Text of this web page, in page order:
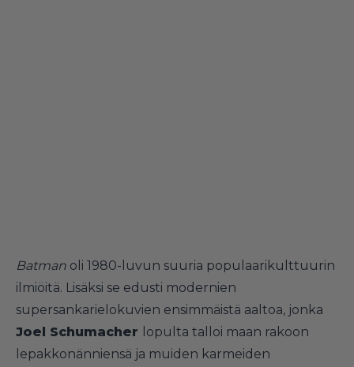
Batman oli 1980-luvun suuria populaarikulttuurin
ilmiöitä. Lisäksi se edusti modernien
supersankarielokuvien ensimmäistä aaltoa, jonka
Joel Schumacher
lopulta talloi maan rakoon
lepakkonänniensä ja muiden karmeiden